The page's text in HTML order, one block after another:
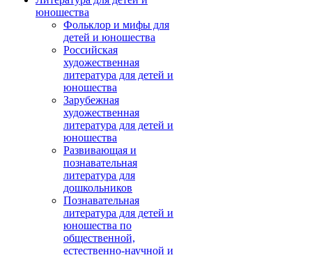
юношества
Фольклор и мифы для
детей и юношества
Российская
художественная
литература для детей и
юношества
Зарубежная
художественная
литература для детей и
юношества
Развивающая и
познавательная
литература для
дошкольников
Познавательная
литература для детей и
юношества по
общественной,
естественно-научной и